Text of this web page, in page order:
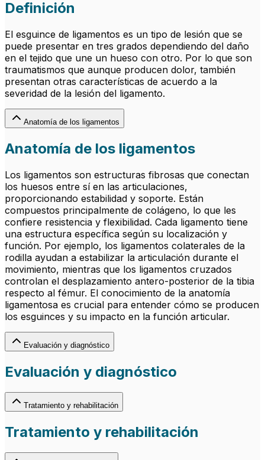
Definición
El esguince de ligamentos es un tipo de lesión que se
puede presentar en tres grados dependiendo del daño
en el tejido que une un hueso con otro. Por lo que son
traumatismos que aunque producen dolor, también
presentan otras características de acuerdo a la
severidad de la lesión del ligamento.
Anatomía de los ligamentos
Anatomía de los ligamentos
Los ligamentos son estructuras fibrosas que conectan
los huesos entre sí en las articulaciones,
proporcionando estabilidad y soporte. Están
compuestos principalmente de colágeno, lo que les
confiere resistencia y flexibilidad. Cada ligamento tiene
una estructura específica según su localización y
función. Por ejemplo, los ligamentos colaterales de la
rodilla ayudan a estabilizar la articulación durante el
movimiento, mientras que los ligamentos cruzados
controlan el desplazamiento antero-posterior de la tibia
respecto al fémur. El conocimiento de la anatomía
ligamentosa es crucial para entender cómo se producen
los esguinces y su impacto en la función articular.
Evaluación y diagnóstico
Evaluación y diagnóstico
Tratamiento y rehabilitación
Tratamiento y rehabilitación